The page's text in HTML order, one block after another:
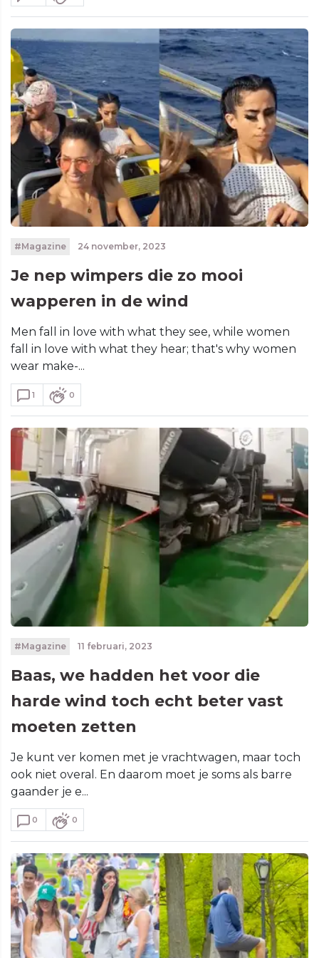
#Magazine 24 november, 2023
Je nep wimpers die zo mooi
wapperen in de wind
Men fall in love with what they see, while women
fall in love with what they hear; that's why women
wear make-...
1 0
#Magazine 11 februari, 2023
Baas, we hadden het voor die
harde wind toch echt beter vast
moeten zetten
Je kunt ver komen met je vrachtwagen, maar toch
ook niet overal. En daarom moet je soms als barre
gaander je e...
0 0